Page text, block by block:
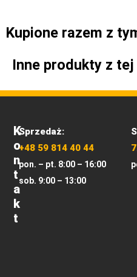
Kupione razem z
Inne produkty z
K
O
N
T
A
K
T
Sprzedaż:
+48 59 814 40 44
pon. – pt. 8:00 – 16:00
sob. 9:00 – 13:00